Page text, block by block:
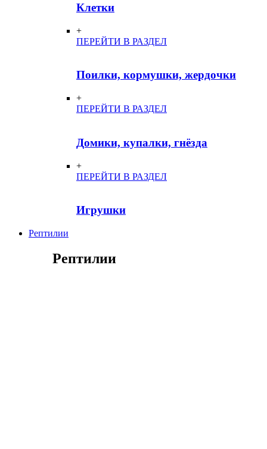
Клетки
+
ПЕРЕЙТИ В РАЗДЕЛ
Поилки, кормушки, жердочки
+
ПЕРЕЙТИ В РАЗДЕЛ
Домики, купалки, гнёзда
+
ПЕРЕЙТИ В РАЗДЕЛ
Игрушки
Рептилии
Рептилии